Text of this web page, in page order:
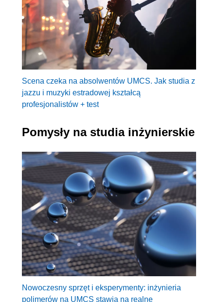
Scena czeka na absolwentów UMCS. Jak studia z
jazzu i muzyki estradowej kształcą
profesjonalistów + test
Pomysły na studia inżynierskie
Nowoczesny sprzęt i eksperymenty: inżynieria
polimerów na UMCS stawia na realne